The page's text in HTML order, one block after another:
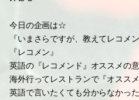
「中居くんと一緒に番組出てたやろ
イケメンですね!最終回みたもんオ
めっちゃ詳しい裕ちん(-゜3゜)ノ゛
「オレは忙しいんで!!笑
儲かってるで!!がっぽりやで!!」な